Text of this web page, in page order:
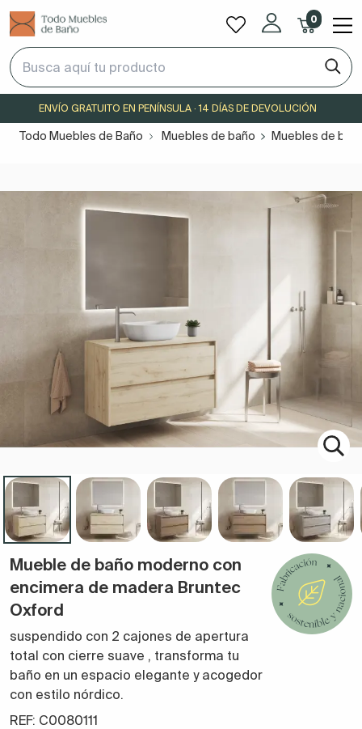
0
ENVÍO GRATUITO EN PENÍNSULA · 14 DÍAS DE DEVOLUCIÓN
Todo Muebles de Baño Muebles de baño Muebles de
Mueble de baño moderno con
encimera de madera Bruntec
Oxford
suspendido con 2 cajones de apertura
total con cierre suave , transforma tu
baño en un espacio elegante y acogedor
con estilo nórdico.
REF: C0080111